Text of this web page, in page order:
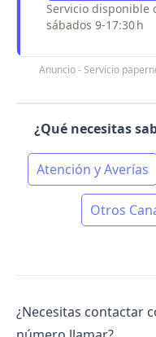
Servicio disponible
sábados 9-17:30 h
Anuncio - Servicio
¿Qué necesitas
Atención y Averías
Otros
¿Necesitas contactar